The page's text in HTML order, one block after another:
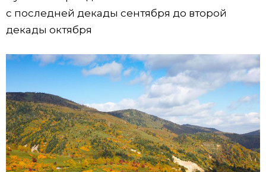
с последней декады сентября до второй
декады октября